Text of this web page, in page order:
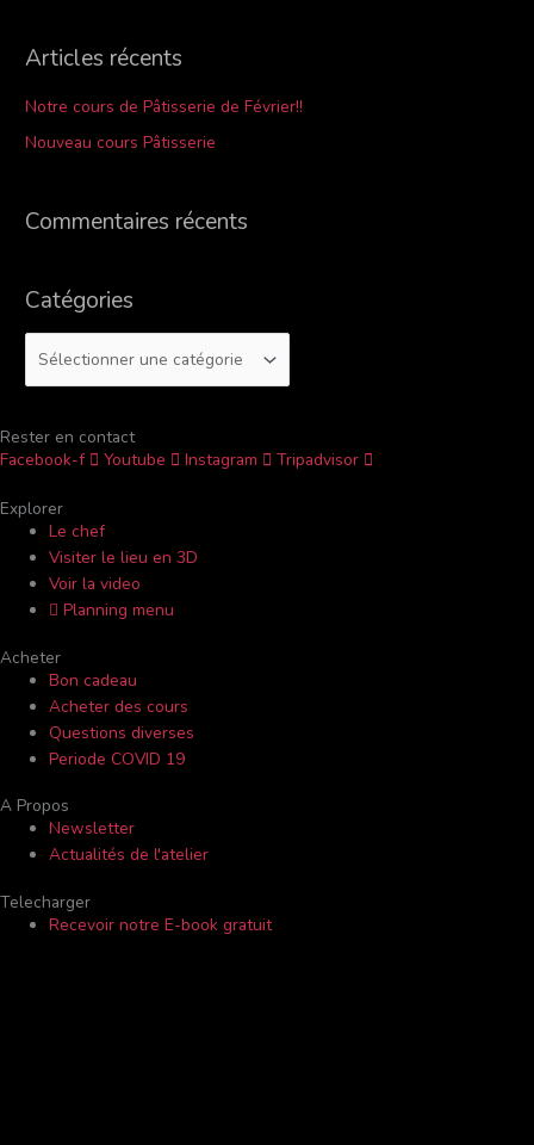
h
e
r
e
Articles récents
Notre cours de Pâtisserie de Février!!
Nouveau cours Pâtisserie
Commentaires récents
Catégories
Rester en contact
Facebook-f
Youtube Instagram Tripadvisor
Explorer
Le chef
Visiter le lieu en 3D
Voir la video
Planning menu
Acheter
Bon cadeau
Acheter des cours
Questions diverses
Periode COVID 19
A Propos
Newsletter
Actualités de l'atelier
Telecharger
Recevoir notre E-book gratuit